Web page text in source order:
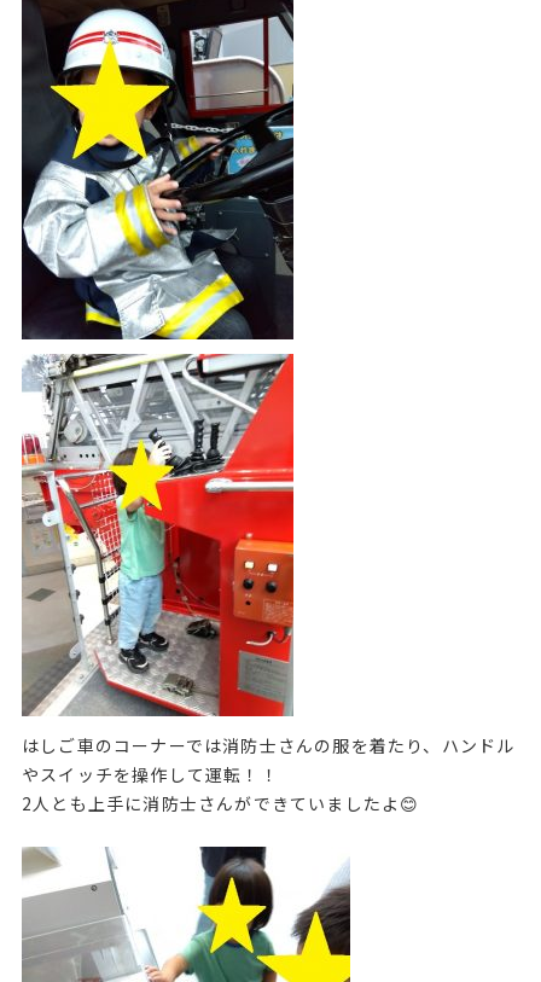
はしご車のコーナーでは消防士さんの服を着たり、ハンドル
やスイッチを操作して運転！！
2人とも上手に消防士さんができていましたよ😊